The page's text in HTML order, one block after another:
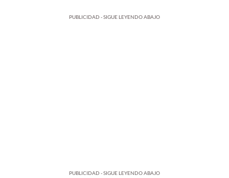
PUBLICIDAD - SIGUE LEYENDO ABAJO
PUBLICIDAD - SIGUE LEYENDO ABAJO